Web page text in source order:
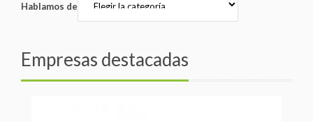
Hablamos de
Empresas destacadas